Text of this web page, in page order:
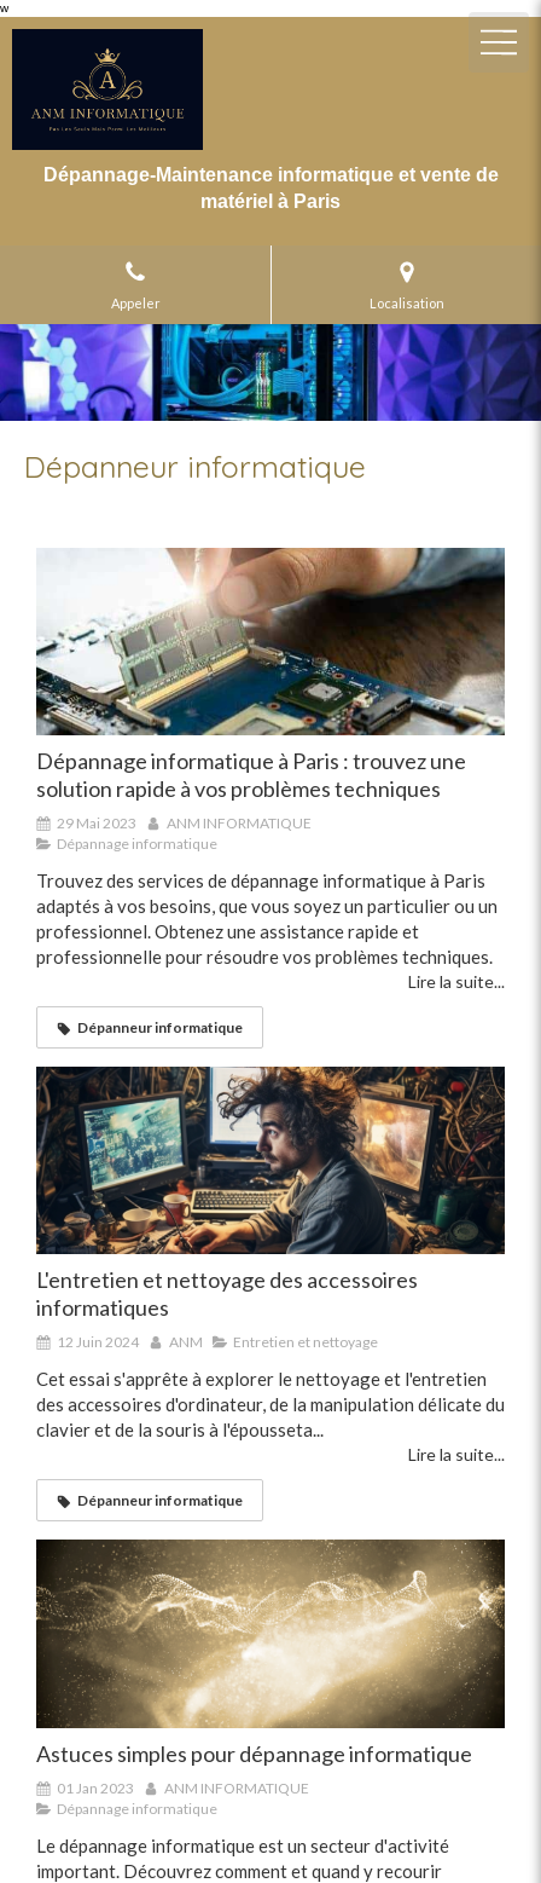
w
Dépannage-Maintenance informatique et vente de
matériel à Paris
Appeler Localisation
Dépanneur informatique
Dépannage informatique à Paris : trouvez une
solution rapide à vos problèmes techniques
29 Mai 2023
ANM INFORMATIQUE
Dépannage informatique
Trouvez des services de dépannage informatique à Paris
adaptés à vos besoins, que vous soyez un particulier ou un
professionnel. Obtenez une assistance rapide et
professionnelle pour résoudre vos problèmes techniques.
Lire la suite...
Dépanneur informatique
L'entretien et nettoyage des accessoires
informatiques
12 Juin 2024 ANM Entretien et nettoyage
Cet essai s'apprête à explorer le nettoyage et l'entretien
des accessoires d'ordinateur, de la manipulation délicate du
clavier et de la souris à l'épousseta...
Lire la suite...
Dépanneur informatique
Astuces simples pour dépannage informatique
01 Jan 2023
ANM INFORMATIQUE
Dépannage informatique
Le dépannage informatique est un secteur d'activité
important. Découvrez comment et quand y recourir